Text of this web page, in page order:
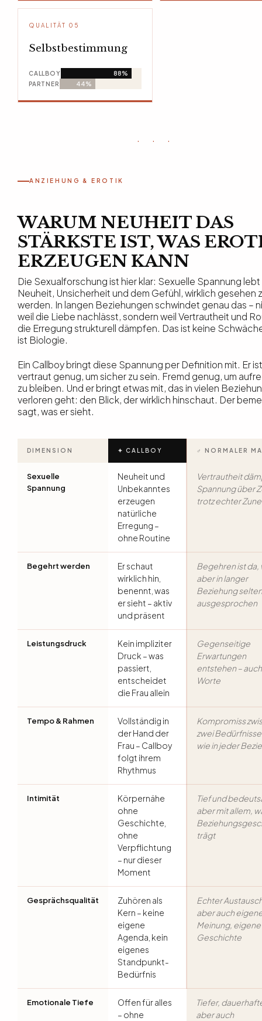
QUALITÄT 05
Selbstbestimmung
CALLBOY
88%
PARTNER
44%
· · ·
ANZIEHUNG & EROTIK
WARUM NEUHEIT DAS
STÄRKSTE IST, WAS
ERZEUGEN KANN
Die Sexualforschung ist hier klar: Sexuelle Spannung
Neuheit, Unsicherheit und dem Gefühl, wirklich gesehen
werden. In langen Beziehungen schwindet genau das –
weil die Liebe nachlässt, sondern weil Vertrautheit und
die Erregung strukturell dämpfen. Das ist keine
ist Biologie.
Ein Callboy bringt diese Spannung per Definition mit. Er ist
vertraut genug, um sicher zu sein. Fremd genug, um
zu bleiben. Und er bringt etwas mit, das in vielen
verloren geht: den Blick, der wirklich hinschaut. Der
sagt, was er sieht.
DIMENSION ✦ CALLBOY ♂ NORMALER
Sexuelle
Spannung
Neuheit und
Unbekanntes
erzeugen
natürliche
Erregung –
ohne Routine
Vertrautheit
Spannung über
trotz echter
Begehrt werden
Er schaut
wirklich hin,
benennt, was
er sieht – aktiv
und präsent
Begehren ist da,
aber in langer
Beziehung
ausgesprochen
Leistungsdruck
Kein impliziter
Druck – was
passiert,
entscheidet
die Frau allein
Gegenseitige
Erwartungen
entstehen –
Worte
Tempo & Rahmen
Vollständig in
der Hand der
Frau – Callboy
folgt ihrem
Rhythmus
Kompromiss
zwei
wie in jeder
Intimität
Körpernähe
ohne
Geschichte,
ohne
Verpflichtung
– nur dieser
Moment
Tief und
aber mit allem,
trägt
Gesprächsqualität
Zuhören als
Kern – keine
eigene
Agenda, kein
eigenes
Standpunkt-
Bedürfnis
Echter
aber auch
Meinung, eigene
Geschichte
Emotionale Tiefe
Offen für alles
– ohne
Tiefer,
aber auch